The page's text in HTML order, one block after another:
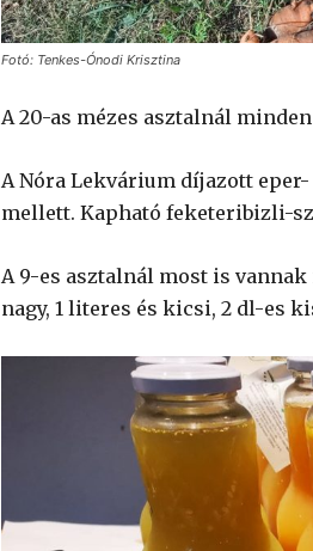
Fotó: Tenkes-Ónodi Krisztina
A 20-as mézes asztalnál
A Nóra Lekvárium díjazott
mellett. Kapható feketeribizli-
A 9-es asztalnál most is
nagy, 1 literes és kicsi, 2 dl-es